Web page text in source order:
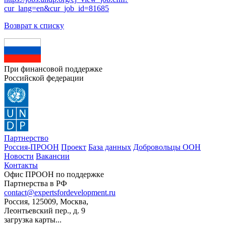
cur_lang=en&cur_job_id=81685
Возврат к списку
При финансовой поддержке
Российской федерации
Партнерство
Россия-ПРООН Проект База данных Добровольцы ООН
Новости Вакансии
Контакты
Офис ПРООН по поддержке
Партнерства в РФ
contact@expertsfordevelopment.ru
Россия, 125009, Москва,
Леонтьевский пер., д. 9
загрузка карты...